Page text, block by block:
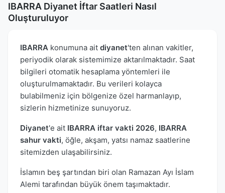
IBARRA Diyanet İftar Saatleri Nasıl
Oluşturuluyor
IBARRA konumuna ait diyanet'ten alınan vakitler,
periyodik olarak sistemimize aktarılmaktadır. Saat
bilgileri otomatik hesaplama yöntemleri ile
oluşturulmamaktadır. Bu verileri kolayca
bulabilmeniz için bölgenize özel harmanlayıp,
sizlerin hizmetinize sunuyoruz.
Diyanet'e ait IBARRA iftar vakti 2026, IBARRA
sahur vakti, öğle, akşam, yatsı namaz saatlerine
sitemizden ulaşabilirsiniz.
İslamın beş şartından biri olan Ramazan Ayı İslam
Alemi tarafından büyük önem taşımaktadır.